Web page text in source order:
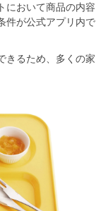
において商品の内容
件が公式アプリ内で
きるため、多くの家